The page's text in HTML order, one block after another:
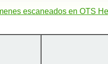
escaneados en OTS